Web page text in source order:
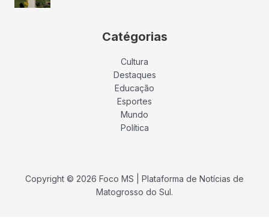
Catégorias
Cultura
Destaques
Educação
Esportes
Mundo
Política
Copyright © 2026 Foco MS | Plataforma de Notícias de
Matogrosso do Sul.